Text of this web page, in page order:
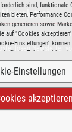
sind, funktionale
bieten, Performance
generieren sowie
auf "Cookies
Einstellungen"
für die Zukunft
Einstellungen
akzeptieren
Newsletter
sowie
Newsletter